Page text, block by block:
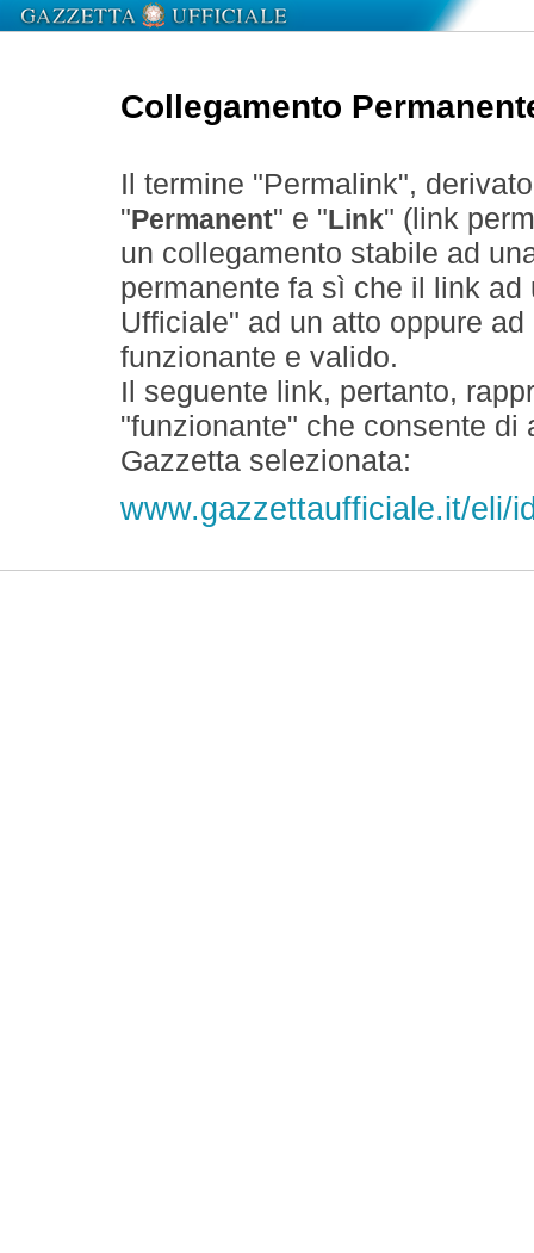
Collegamento
Il termine "Permalink",
" Permanent" e " Link" (link
un collegamento stabile ad
permanente fa sì che il link
Ufficiale" ad un atto oppure
funzionante e valido.
Il seguente link, pertanto,
"funzionante" che consente
Gazzetta selezionata:
www.gazzettaufficiale.it/eli/